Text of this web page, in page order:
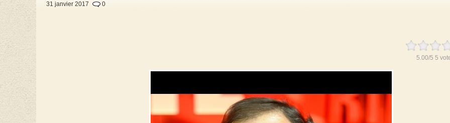
31 janvier 2017 0
5.00/5 5